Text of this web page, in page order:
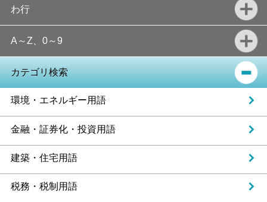
わ行
A～Z、0～9
カテゴリ検索
環境・エネルギー用語
金融・証券化・投資用語
建築・住宅用語
税務・税制用語